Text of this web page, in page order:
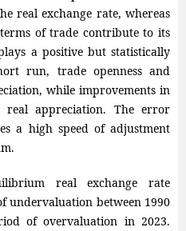
real exchange rate, whereas
of trade contribute to its
a positive but statistically
run, trade openness and
while improvements in
appreciation. The error
a high speed of adjustment
real exchange rate
undervaluation between 1990
of overvaluation in 2023.